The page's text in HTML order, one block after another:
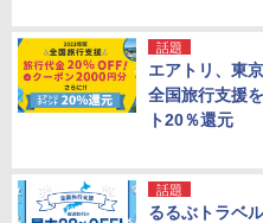
話題
エアトリ、東
全国旅行支援
ト20％還元
話題
るるぶトラベ